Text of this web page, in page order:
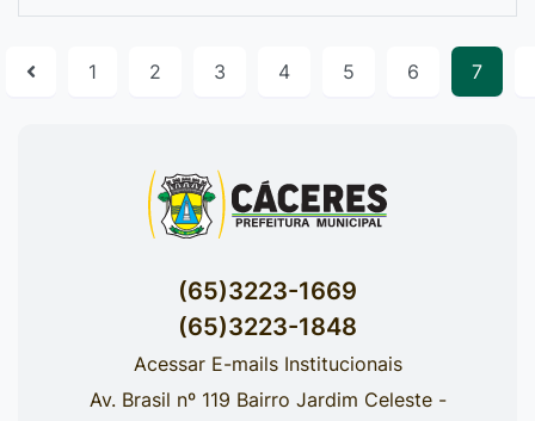
1 2 3 4 5 6 7
(65)3223-1669
(65)3223-1848
Acessar E-mails Institucionais
Av. Brasil nº 119 Bairro Jardim Celeste -